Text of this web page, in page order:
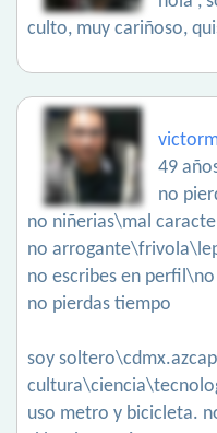
culto, muy cariñoso,
49
no
no niñerias\mal
no
no escribes en
no pierdas tiempo
soy
uso metro y bicicleta.